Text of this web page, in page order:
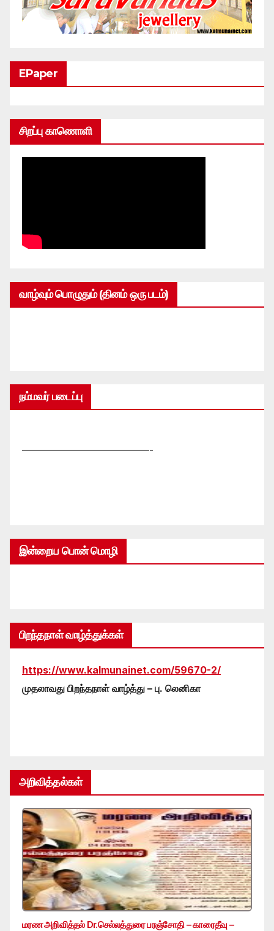
EPaper
சிறப்பு காணொளி
வாழ்வும் பொழுதும் (தினம் ஒரு படம்)
நம்மவர் படைப்பு
—————————————-
இன்றைய பொன் மொழி
பிறந்தநாள் வாழ்த்துக்கள்
https://www.kalmunainet.com/59670-2/
முதலாவது பிறந்தநாள் வாழ்த்து – பு. லெனிகா
அறிவித்தல்கள்
மரண அறிவித்தல் Dr.செல்லத்துரை பரஞ்சோதி – காரைதீவு –